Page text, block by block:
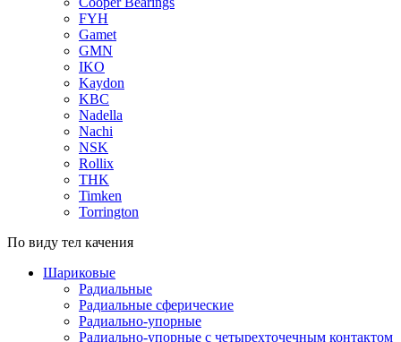
FYH
Gamet
GMN
IKO
Kaydon
KBC
Nadella
Nachi
NSK
Rollix
THK
Timken
Torrington
По виду тел качения
Шариковые
Радиальные
Радиальные сферические
Радиально-упорные
Радиально-упорные с четырехточечным контактом